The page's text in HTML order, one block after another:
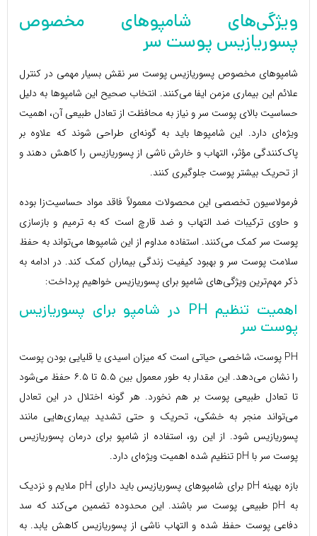
ویژگی‌های شامپوهای مخصوص
پسوریازیس پوست سر
شامپوهای مخصوص پسوریازیس پوست سر نقش بسیار مهمی در کنترل
علائم این بیماری مزمن ایفا می‌کنند. انتخاب صحیح این شامپوها به دلیل
حساسیت بالای پوست سر و نیاز به محافظت از تعادل طبیعی آن، اهمیت
ویژه‌ای دارد. این شامپوها باید به گونه‌ای طراحی شوند که علاوه بر
پاک‌کنندگی مؤثر، التهاب و خارش ناشی از پسوریازیس را کاهش دهند و
از تحریک بیشتر پوست جلوگیری کنند.
فرمولاسیون تخصصی این محصولات معمولاً فاقد مواد حساسیت‌زا بوده
و حاوی ترکیبات ضد التهاب و ضد قارچ است که به ترمیم و بازسازی
پوست سر کمک می‌کنند. استفاده مداوم از این شامپوها می‌تواند به حفظ
سلامت پوست سر و بهبود کیفیت زندگی بیماران کمک کند. در ادامه به
ذکر مهم‌ترین ویژگی‌های شامپو برای پسوریازیس خواهیم پرداخت:
اهمیت تنظیم PH در شامپو برای پسوریازیس
پوست سر
PH پوست، شاخصی حیاتی است که میزان اسیدی یا قلیایی بودن پوست
را نشان می‌دهد. این مقدار به طور معمول بین ۵.۵ تا ۶.۵ حفظ می‌شود
تا تعادل طبیعی پوست بر هم نخورد. هر گونه اختلال در این تعادل
می‌تواند منجر به خشکی، تحریک و حتی تشدید بیماری‌هایی مانند
پسوریازیس شود. از این رو، استفاده از شامپو برای درمان پسوریازیس
پوست سر با pH تنظیم شده اهمیت ویژه‌ای دارد.
بازه بهینه pH برای شامپوهای پسوریازیس باید دارای pH ملایم و نزدیک
به pH طبیعی پوست سر باشند. این محدوده تضمین می‌کند که سد
دفاعی پوست حفظ شده و التهاب ناشی از پسوریازیس کاهش یابد. به